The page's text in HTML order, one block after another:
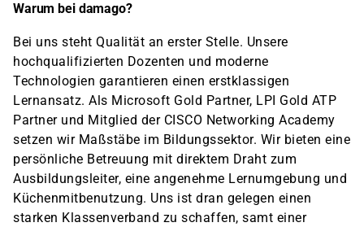
Warum bei damago?
Bei uns steht Qualität an erster Stelle. Unsere
hochqualifizierten Dozenten und moderne
Technologien garantieren einen erstklassigen
Lernansatz. Als Microsoft Gold Partner, LPI Gold ATP
Partner und Mitglied der CISCO Networking Academy
setzen wir Maßstäbe im Bildungssektor. Wir bieten eine
persönliche Betreuung mit direktem Draht zum
Ausbildungsleiter, eine angenehme Lernumgebung und
Küchenmitbenutzung. Uns ist dran gelegen einen
starken Klassenverband zu schaffen, samt einer